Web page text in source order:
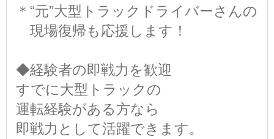
＊“元”大型トラックドライバーさんの
現場復帰も応援します！
◆経験者の即戦力を歓迎
すでに大型トラックの
運転経験がある方なら
即戦力として活躍できます。